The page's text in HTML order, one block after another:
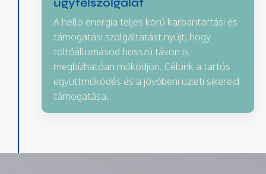
A hello energia teljes körű karbantartási és
támogatási szolgáltatást nyújt, hogy
töltőállomásod hosszú távon is
megbízhatóan működjön. Célunk a tartós
együttműködés és a jövőbeni üzleti sikereid
támogatása.